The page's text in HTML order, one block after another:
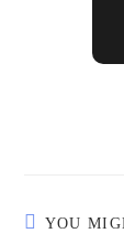
YOU